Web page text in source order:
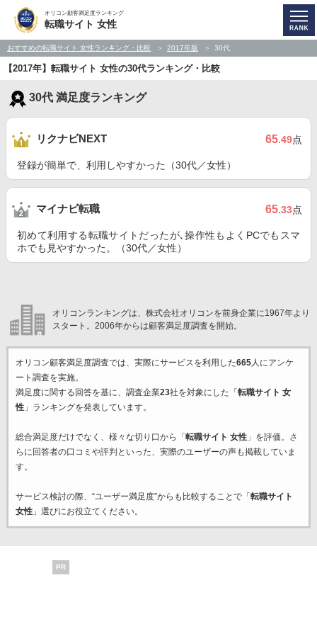
オリコン顧客満足度ランキング
転職サイト 女性
おすすめの転職サイト 女性ランキング・比較 2017年版 30代
【2017年】転職サイト 女性の30代ランキング・比較
30代 満足度ランキング
リクナビNEXT 65.49点
登録が簡単で、利用しやすかった（30代／女性）
マイナビ転職 65.33点
初めて利用する転職サイトだったが､操作性もよくPCでもスマ
ホでも見やすかった。（30代／女性）
オリコンランキングは、株式会社オリコンを前身企業に1967年より
スタート。2006年からは顧客満足度調査を開始。
オリコン顧客満足度調査では、実際にサービスを利用した665人にアンケ
ート調査を実施。
満足度に関する回答を基に、調査企業23社を対象にした「 転職サイト 女
性」ランキングを発表しています。
総合満足度だけでなく、様々な切り口から「 転職サイト 女性」を評価。さ
らに回答者の口コミや評判といった、実際のユーザーの声も掲載していま
す。
サービス検討の際、“ユーザー満足度”からも比較することで「 転職サイト
女性」選びにお役立てください。
PR